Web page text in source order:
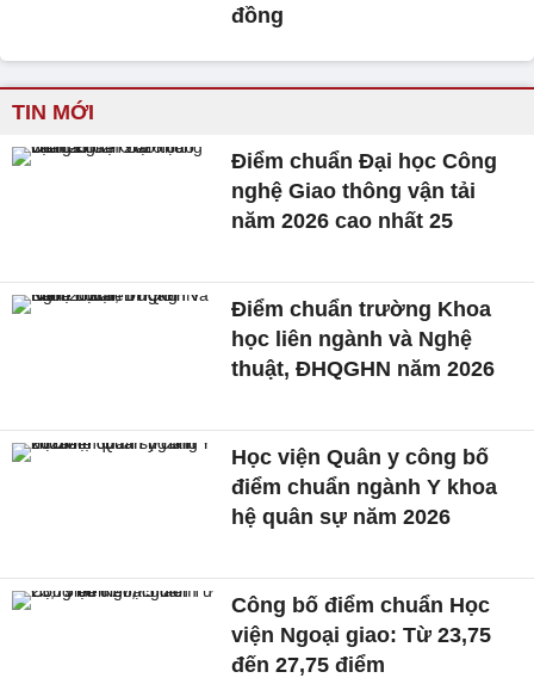
đồng
TIN MỚI
Điểm chuẩn Đại học Công
nghệ Giao thông vận tải
năm 2026 cao nhất 25
Điểm chuẩn trường Khoa
học liên ngành và Nghệ
thuật, ĐHQGHN năm 2026
Học viện Quân y công bố
điểm chuẩn ngành Y khoa
hệ quân sự năm 2026
Công bố điểm chuẩn Học
viện Ngoại giao: Từ 23,75
đến 27,75 điểm